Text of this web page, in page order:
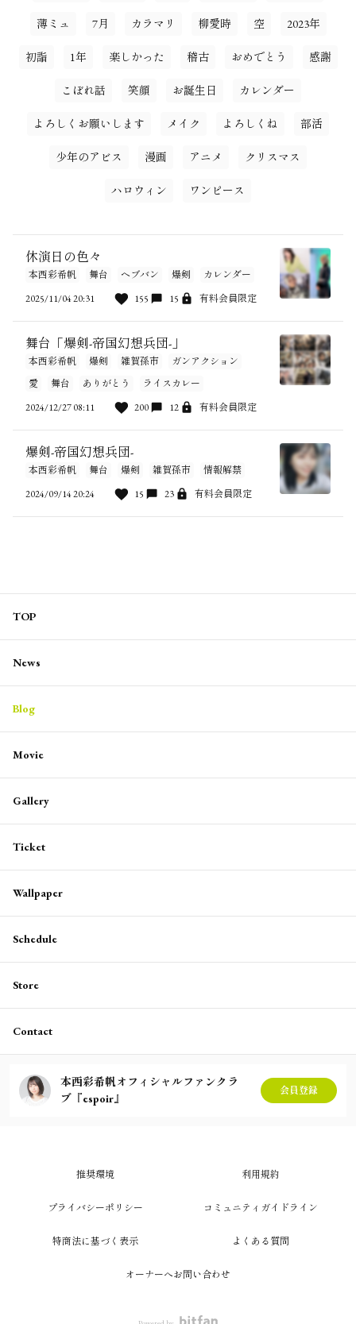
薄ミュ 7月 カラマリ 柳愛時 空 2023年
初詣 1年 楽しかった 稽古 おめでとう 感謝
こぼれ話 笑顔 お誕生日 カレンダー
よろしくお願いします メイク よろしくね 部活
少年のアビス 漫画 アニメ クリスマス
ハロウィン ワンピース
休演日の色々
本西彩希帆 舞台 ヘブバン 爆剣
カレンダー
2025/11/04 20:31
155 15 有料会員限定
舞台「爆剣-帝国幻想兵団-」
本西彩希帆 爆剣 雑賀孫市
ガンアクション
愛
舞台 ありがとう
ライスカレー
2024/12/27 08:11
200 12 有料会員限定
爆剣-帝国幻想兵団-
本西彩希帆 舞台 爆剣 雑賀孫市
情報解禁
2024/09/14 20:24
15 23 有料会員限定
TOP
News
Blog
Movie
Gallery
Ticket
Wallpaper
Schedule
Store
Contact
本西彩希帆オフィシャルファンクラ
ブ『espoir』
会員登録
推奨環境 利用規約
プライバシーポリシー コミュニティガイドライン
特商法に基づく表示 よくある質問
オーナーへお問い合わせ